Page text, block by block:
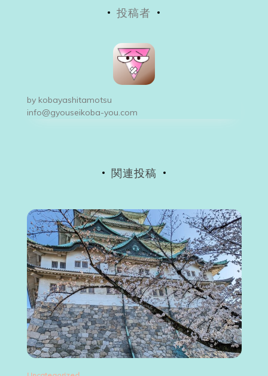
シ
投稿者
by kobayashitamotsu
info@gyouseikoba-you.com
関連投稿